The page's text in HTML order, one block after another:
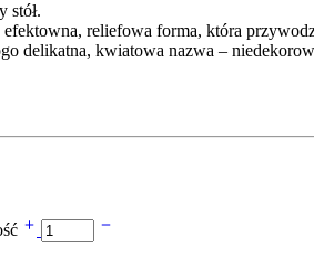
stół.
reliefowa forma, która
delikatna, kwiatowa nazwa –